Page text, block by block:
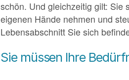
schön. Und gleichzeitig gilt: Sie
eigenen Hände nehmen und
Lebensabschnitt Sie sich
Sie müssen Ihre